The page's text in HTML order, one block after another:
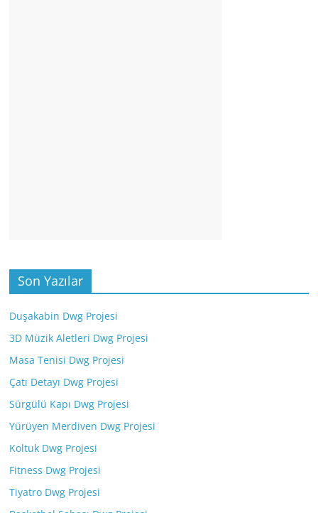
Son Yazılar
Duşakabin Dwg Projesi
3D Müzik Aletleri Dwg Projesi
Masa Tenisi Dwg Projesi
Çatı Detayı Dwg Projesi
Sürgülü Kapı Dwg Projesi
Yürüyen Merdiven Dwg Projesi
Koltuk Dwg Projesi
Fitness Dwg Projesi
Tiyatro Dwg Projesi